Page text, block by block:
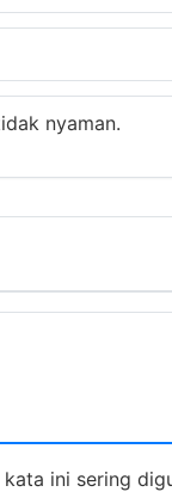
nyaman.
ini sering